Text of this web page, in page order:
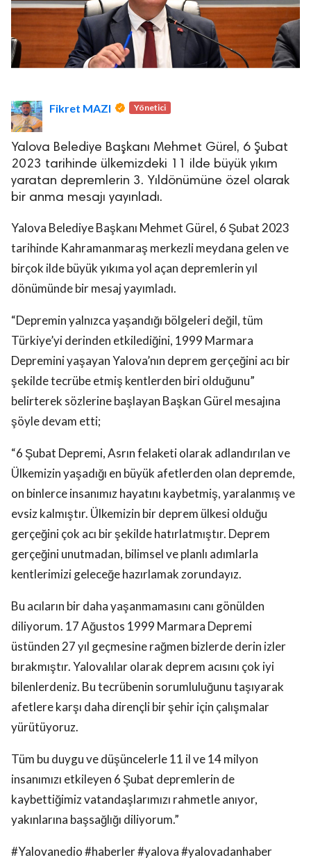
Yalova Belediye Başkanı Mehmet Gürel, 6 Şubat
2023 tarihinde ülkemizdeki 11 ilde büyük yıkım
yaratan depremlerin 3. Yıldönümüne özel olarak
bir anma mesajı yayınladı.
tarihinde Kahramanmaraş merkezli meydana gelen ve
birçok ilde büyük yıkıma yol açan depremlerin yıl
dönümünde bir mesaj yayımladı.
Türkiye’yi derinden etkilediğini, 1999 Marmara
Depremini yaşayan Yalova’nın deprem gerçeğini acı bir
şekilde tecrübe etmiş kentlerden biri olduğunu”
belirterek sözlerine başlayan Başkan Gürel mesajına
şöyle devam etti;
Ülkemizin yaşadığı en büyük afetlerden olan depremde,
on binlerce insanımız hayatını kaybetmiş, yaralanmış ve
evsiz kalmıştır. Ülkemizin bir deprem ülkesi olduğu
gerçeğini çok acı bir şekilde hatırlatmıştır. Deprem
gerçeğini unutmadan, bilimsel ve planlı adımlarla
kentlerimizi geleceğe hazırlamak zorundayız.
diliyorum. 17 Ağustos 1999 Marmara Depremi
üstünden 27 yıl geçmesine rağmen bizlerde derin izler
bırakmıştır. Yalovalılar olarak deprem acısını çok iyi
bilenlerdeniz. Bu tecrübenin sorumluluğunu taşıyarak
afetlere karşı daha dirençli bir şehir için çalışmalar
yürütüyoruz.
insanımızı etkileyen 6 Şubat depremlerin de
kaybettiğimiz vatandaşlarımızı rahmetle anıyor,
yakınlarına başsağlığı diliyorum.”